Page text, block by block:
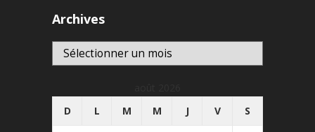
Archives
Archives
D
L M M J V S